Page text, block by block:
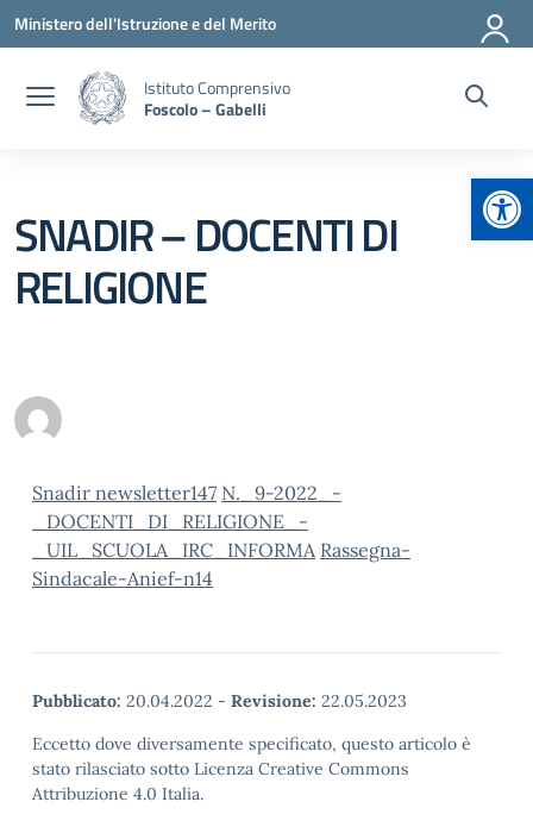
Vai ai contenuti
Vai al menu di navigazione
Vai al footer
Ministero dell'Istruzione e del Merito
Istituto Comprensivo
Foscolo – Gabelli
SNADIR – DOCENTI DI
RELIGIONE
Snadir newsletter147 N._9-2022_-
_DOCENTI_DI_RELIGIONE_-
_UIL_SCUOLA_IRC_INFORMA Rassegna-
Sindacale-Anief-n14
Pubblicato: 20.04.2022 - Revisione: 22.05.2023
Eccetto dove diversamente specificato, questo articolo è
stato rilasciato sotto Licenza Creative Commons
Attribuzione 4.0 Italia.